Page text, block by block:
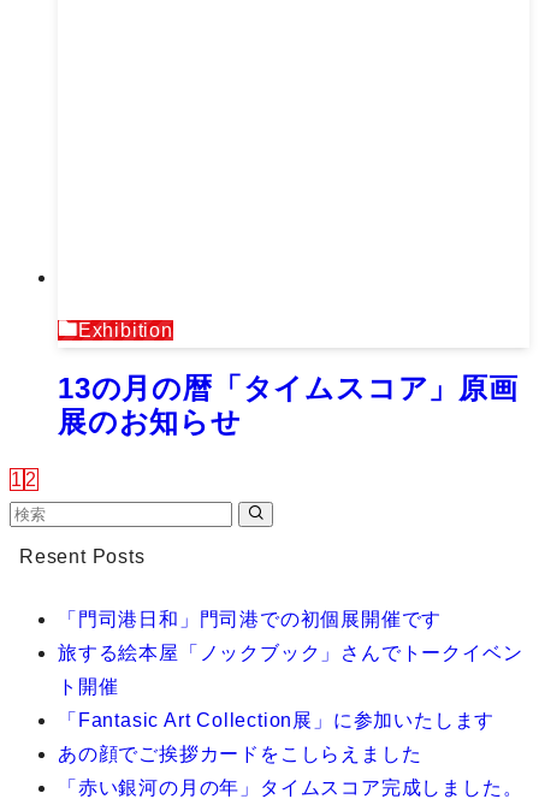
Exhibition
13の月の暦「タイムスコア」原画
展のお知らせ
1 2
Resent Posts
「門司港日和」門司港での初個展開催です
旅する絵本屋「ノックブック」さんでトークイベン
ト開催
「Fantasic Art Collection展」に参加いたします
あの顔でご挨拶カードをこしらえました
「赤い銀河の月の年」タイムスコア完成しました。